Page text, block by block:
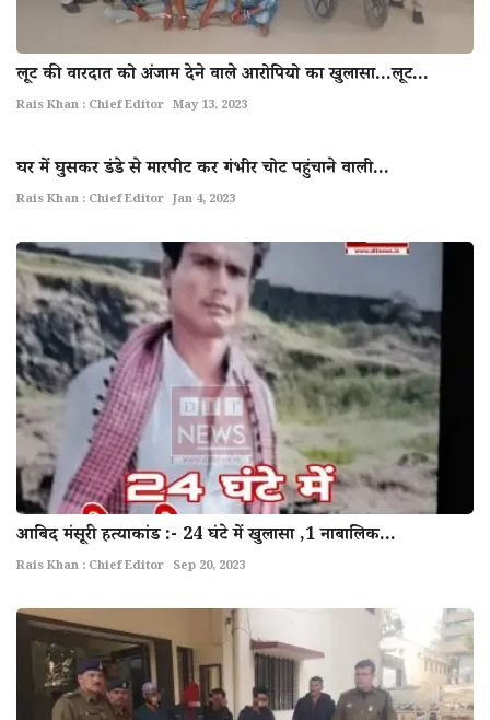
लूट की वारदात को अंजाम देने वाले आरोपियो का खुलासा...लूट...
Rais Khan : Chief Editor May 13, 2023
घर में घुसकर डंडे से मारपीट कर गंभीर चोट पहुंचाने वाली...
Rais Khan : Chief Editor Jan 4, 2023
आबिद मंसूरी हत्याकांड :- 24 घंटे में खुलासा ,1 नाबालिक...
Rais Khan : Chief Editor Sep 20, 2023